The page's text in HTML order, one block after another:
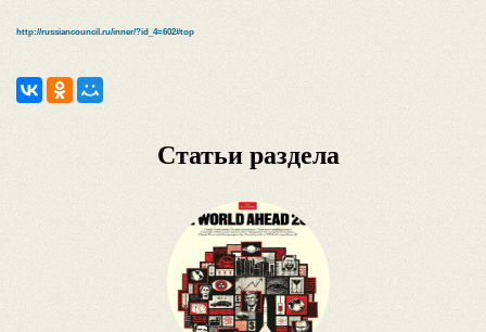
http://russiancouncil.ru/inner/?id_4=602#top
Статьи раздела